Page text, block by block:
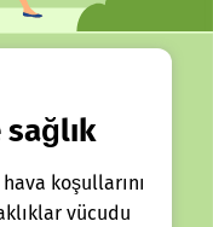
koşullarını
vücudu